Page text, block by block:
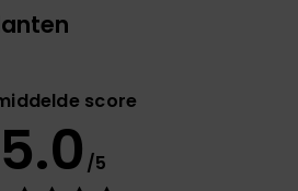
score
5.0 /5